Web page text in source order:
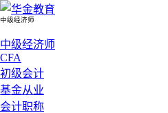
中级经济师
中级经济师
CFA
初级会计
基金从业
会计职称